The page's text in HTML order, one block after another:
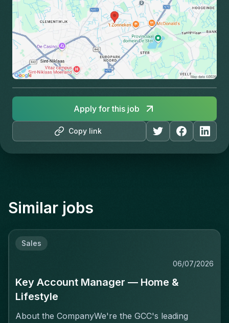
Copy link
Apply for this job
Similar jobs
Sales
06/07/2026
Key Account Manager — Home &
Lifestyle
About the CompanyWe're the GCC's leading